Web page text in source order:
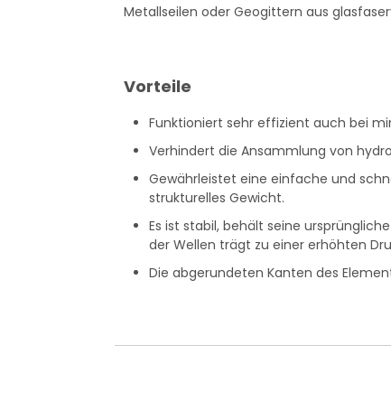
Metallseilen oder Geogittern aus
Vorteile
Funktioniert sehr effizient auch bei
Verhindert die Ansammlung von
Gewährleistet eine einfache und
strukturelles Gewicht.
Es ist stabil, behält seine
der Wellen trägt zu einer erhöhten
Die abgerundeten Kanten des